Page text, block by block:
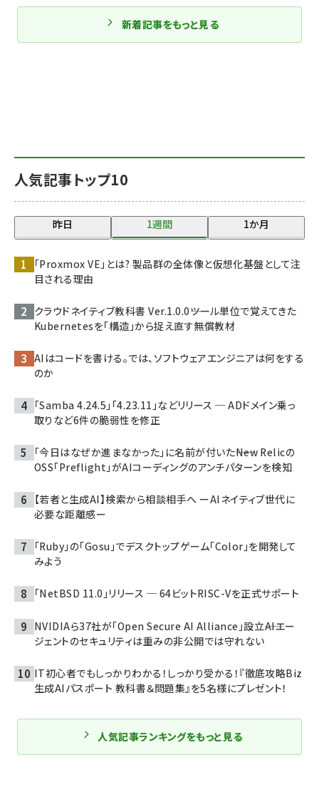
人気記事トップ10
昨日 1週間 1か月
「Proxmox VE」とは? 製品群の全体像と仮想化基盤として注
目される理由
クラウドネイティブ教科書 Ver.1.0.0――ツール単位で覚えてきた
Kubernetesを「構造」から捉え直す無償教材
AIはコードを書ける。では、ソフトウェアエンジニアは何をする
のか
「Samba 4.24.5」「4.23.11」などリリース ─ ADドメイン乗っ
取りなど6件の脆弱性を修正
「今日はなぜか進まなかった」に名前が付いた――New Relicの
OSS「Preflight」がAIコーディングのアンチパターンを検知
【若者と生成AI】検索から相談相手へ ーAIネイティブ世代に
必要な距離感ー
「Ruby」の「Gosu」でデスクトップゲーム「Color」を開発して
みよう
「NetBSD 11.0」リリース ─ 64ビットRISC-Vを正式サポート
NVIDIAら37社が「Open Secure AI Alliance」設立――AIエー
ジェントのセキュリティは重みの非公開では守れない
IT初心者でもしっかりわかる！しっかり受かる！『徹底攻略Biz
生成AIパスポート 教科書＆問題集』を5名様にプレゼント！
人気記事ランキングをもっと見る
新着記事をもっと見る